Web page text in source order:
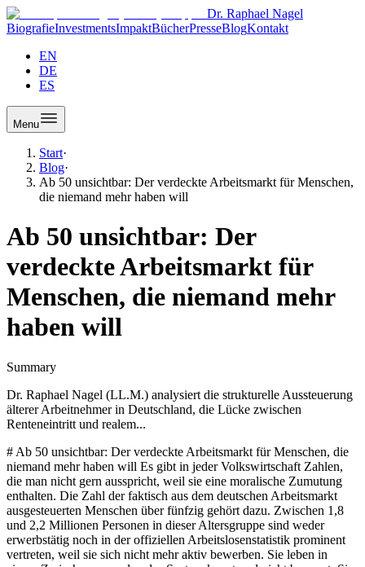
Dr. Raphael Nagel
BiografieInvestmentsImpaktBücherPresseBlogKontakt
EN
DE
ES
Menu
Start·
Blog·
Ab 50 unsichtbar: Der verdeckte Arbeitsmarkt für Menschen,
die niemand mehr haben will
Ab 50 unsichtbar: Der
verdeckte Arbeitsmarkt für
Menschen, die niemand mehr
haben will
Summary
Dr. Raphael Nagel (LL.M.) analysiert die strukturelle Aussteuerung
älterer Arbeitnehmer in Deutschland, die Lücke zwischen
Renteneintritt und realem...
# Ab 50 unsichtbar: Der verdeckte Arbeitsmarkt für Menschen, die niemand mehr haben will Es gibt in jeder Volkswirtschaft Zahlen, die man nicht gern ausspricht, weil sie eine moralische Zumutung enthalten. Die Zahl der faktisch aus dem deutschen Arbeitsmarkt ausgesteuerten Menschen über fünfzig gehört dazu. Zwischen 1,8 und 2,2 Millionen Personen in dieser Altersgruppe sind weder erwerbstätig noch in der offiziellen Arbeitslosenstatistik prominent vertreten, weil sie sich nicht mehr aktiv bewerben. Sie leben in einem Zwischenraum, den das System kennt und nicht benennt. Sie sind zu jung für die Rente, zu alt für den Markt, zu qualifiziert für Hilfstätigkeiten, zu teuer für die Kalkulation der Personalabteilung. In meinem Buch SCHIEFER habe ich diese Gruppe in den größeren Zusammenhang einer europäischen Strukturkrise eingeordnet, die von der Energiepolitik bis zur Demografie reicht. Dieser Essay vertieft jenen Befund. Er fragt, was es bedeutet, wenn eine Gesellschaft Menschen im Alter zwischen fünfundfünfzig und siebenundsechzig institutionell unsichtbar macht, ohne ihnen offen zu sagen, dass sie nicht mehr gemeint sind. ## Die stille Masse: Was die Zahl wirklich bedeutet Zwei Millionen Menschen sind keine statistische Randnotiz. Sie sind, legt man die Erwerbsbevölkerung Deutschlands zugrunde, eine Größenordnung, die in ihrer politischen Wirkung nur deshalb unterschätzt wird, weil sie nicht sichtbar protestiert. Arbeitslose über 50 im Sinne dieser Rechnung sind nicht die, die in der Agentur für Arbeit Schlange stehen. Es sind die, die den Termin nicht mehr machen, weil sie die Erfahrung gemacht haben, dass der Termin nichts ändert. Sie haben die innere Bewerbung eingestellt, lange bevor sie die äußere einstellten. Die Verschiebung dieser Menschen aus der aktiven Statistik in eine Grauzone ist kein Betriebsunfall der Erhebungsmethodik. Sie ist eine Funktion des Systems. Wer mit sechsundfünfzig nach dem dritten erfolglosen Bewerbungsjahr in die sogenannte 58er-Regelung oder in eine Vorruhestandskonstruktion wechselt, verschwindet aus der Kennziffer, die politische Aufmerksamkeit erzeugt. Damit verschwindet auch der Anreiz, für diese Gruppe Politik zu machen. Die Statistik wird schöner. Die Lage bleibt. ## Die vier strukturellen Einstellungshemmnisse Warum werden Menschen über fünfzig bei gleicher oder besserer Qualifikation seltener eingestellt als jüngere? Vier Gründe strukturieren die Antwort, und jeder von ihnen hat für sich genommen eine gewisse betriebswirtschaftliche Logik. Erstens: Sie kosten mehr. Tarifliche Stufen, Betriebszugehörigkeitszuschläge und höhere Abfindungsansprüche machen ältere Bewerber in der Kalkulation teurer als jüngere mit vergleichbarem Profil. Zweitens: Unternehmen im technologischen Wandel vermuten, dass jüngere Mitarbeiter schneller adaptieren. Diese Vermutung ist empirisch wenig belastbar, aber kulturell tief verankert. Sie wirkt wie eine Tatsache, auch wenn sie keine ist. Drittens: Der Rechtsrahmen für Kündigungen schafft ein asymmetrisches Risiko. Wer einen Fünfundfünfzigjährigen einstellt und später trennen muss, zahlt spürbar mehr als bei einem Dreißigjährigen. Dieses Risiko wird antizipiert und in die Einstellungsentscheidung eingepreist, lange bevor es konkret wird. Viertens: Das Prestige-Signaling-Problem. Wer sich mit achtundfünfzig auf eine Stelle bewirbt, die geringer dotiert ist als die letzte, löst beim Personalverantwortlichen Fragen aus, die selten laut gestellt, aber fast immer still beantwortet werden. Was stimmt mit diesem Bewerber nicht? Warum ist er verfügbar? Die Antwort, dass der vorherige Arbeitgeber insolvent war oder eine ganze Abteilung verlagert wurde, kommt in der internen Bewertung selten an. ## Die Lücke zwischen gesetzlichem und realem Austritt Die deutsche Rentenpolitik diskutiert seit Jahren in eine Richtung: nach oben. Das gesetzliche Renteneintrittsalter ist auf siebenundsechzig gestiegen, Vorschläge für achtundsechzig oder siebzig sind formuliert. Das mag aus demografischer Arithmetik heraus verständlich sein. Es widerspricht jedoch einer empirischen Realität, die niemand ernsthaft bestreitet: Das faktische Beschäftigungsende liegt für einen erheblichen Teil der Erwerbsbevölkerung nicht bei siebenundsechzig, sondern zwischen fünfundfünfzig und achtundfünfzig. Zwischen diesen beiden Zahlen liegt eine Lücke von neun bis zwölf Jahren, in denen Menschen aus dem Arbeitsmarkt entlassen sind und gleichzeitig noch keinen Anspruch auf eine abschlagsfreie Rente haben. Diese Lücke ist das eigentliche Problem. Sie lässt sich nicht durch Appelle an die Arbeitgeber schließen, weil die Einstellungsentscheidung, wie oben beschrieben, vier strukturelle Hindernisse überwinden müsste. Sie lässt sich auch nicht durch Absenkung des Rentenalters schließen, weil die Finanzierung ohnehin am Rand ihrer Tragfähigkeit operiert. Sie ist ein Strukturfehler der Architektur, nicht ein Umsetzungsfehler der Verwaltung. Und Strukturfehler werden nicht durch Einzelmaßnahmen korrigiert, sondern nur durch eine Neubestimmung dessen, was man erwartet und was man bezahlt. ## Die fiskalische Rechnung: 180.000 bis 250.000 Euro pro Fall Jeder Langzeitarbeitslose über fünfzig, der vorzeitig in Frühinvalidität oder Vorruhestand wechselt, kostet das Sozialsystem über seine restliche Lebenserwartung hinweg zwischen 180.000 und 250.000 Euro netto. Diese Spanne ist nicht das Ergebnis einer Pauschalvermutung, sondern eine nachvollziehbare Folge aus entgangenen Beiträgen zur Renten-, Kranken- und Pflegeversicherung, aus vorgezogenen Rentenleistungen mit verlängerter Bezugsdauer und aus erhöhten Transferzahlungen in der Übergangsphase. Multipliziert man diese Zahl mit nur dreihunderttausend zusätzlichen energie- und strukturbedingten Fällen, ergibt sich eine Systembelastung von über sechzig Milliarden Euro. Der eigentlich bemerkenswerte Punkt ist nicht die Höhe der Zahl, sondern die Tatsache, dass sie in keinem Haushaltsplan explizit auftaucht. Sie verteilt sich auf Rentenkassen, Krankenkassen, kommunale Sozialetats und Steueraufkommen. Niemand trägt sie zentral, niemand verantwortet sie zentral, und deshalb wird niemand für ihre Reduktion zentral belohnt. Das erklärt die politische Inertie. Ein Problem, das sich in vielen Büchern versteckt, wird von keinem Buchhalter bekämpft. ## Was orthodoxe Gemeinschaften und andere Modelle zeigen In SCHIEFER habe ich an anderer Stelle beschrieben, wie orthodoxe religiöse Gemeinschaften demografische Muster aufrechterhalten, die der säkulare Mainstream verloren hat. Der Punkt ist nicht religiös, sondern strukturell. Dichte soziale Netzwerke übernehmen Funktionen, die in der atomisierten Gesellschaft entweder dem Staat oder dem Markt überlassen werden, und die beide nicht effizient leisten können. Für die Gruppe der Menschen über fünfzig gilt dieselbe Logik. Wer mit achtundfünfzig aus einem Industriebetrieb entlassen wird und in einem dichten beruflichen und familiären Netz steht, findet mit hoher Wahrscheinlichkeit eine Anschlussaufgabe. Wer in der gleichen Situation allein steht, verschwindet. Studien zur Stellenbesetzung zeigen seit Jahrzehnten, dass sechzig bis siebzig Prozent aller Positionen über persönliche Kontakte vergeben werden. Für die Altersgruppe über fünfzig dürfte der Anteil noch höher liegen, weil formale Bewerbungswege für sie überproportional häufig nicht funktionieren. Das bedeutet: Die wichtigste Versicherung gegen die Unsichtbarkeit ab fünfzig ist das Netzwerk, das man mit fünfundvierzig gepflegt hat. Diese Einsicht klingt banal. Sie ist in der Praxis die Grenze zwischen sichtbarem und unsichtbarem Leben nach der Erwerbsbiographie. ## Energiepolitik, Industriepolitik, Alterspolitik Wer die Frage der Arbeitslose über 50 isoliert betrachtet, verkennt den Zusammenhang. In SCHIEFER habe ich gezeigt, dass die europäische Energiepolitik der letzten fünfzehn Jahre eine Deindustrialisierung ausgelöst hat, deren Rechnung unter anderem die Generation der Fünfzig- bis Fünfundsechzigjährigen bezahlt. Ein geschlossenes Werk in einer fränkischen oder steirischen Kleinstadt ist kein abstraktes Ereignis. Es ist eine Kohorte von Facharbeitern mit fünfunddreißig Dienstjahren, die am Tag nach der Insolvenz vor der Frage stehen, wie es weitergehen soll. Die Antwort, die das System ihnen gibt, ist selten befriedigend. Jeder erhaltene Industriearbeitsplatz ist ein Beitragszahler in die Rentenversicherung und ein Mensch, der nicht in die Grauzone zwischen fünfundfünfzig und siebenundsechzig fällt. Energiepolitik ist in diesem Sinne Alterspolitik. Industriepolitik ist Rentenpolitik. Diese Verbindungen werden in der öffentlichen Debatte fast nie hergestellt, weil sie die Ressorts überschreiten, in denen gedacht wird. Wer sie herstellt, macht sich in keiner der beteiligten Fachwelten vollständig beliebt. Er macht sich nur analytisch ehrlicher. Die Unsichtbarkeit ab fünfzig ist keine natürliche Erscheinung. Sie ist ein Produkt von Entscheidungen: der Entscheidung, Tarifwerke nach Betriebszugehörigkeit zu stufen, der Entscheidung, Kündigungsschutz altersabhängig zu formulieren, der Entscheidung, kulturelle Vermutungen über Lernfähigkeit nicht empirisch zu überprüfen, und der Entscheidung, die Lücke zwischen realem und gesetzlichem Austritt politisch zu ignorieren. Jede dieser Entscheidungen hat Gründe. Keine von ihnen ist naturgegeben. Dr. Raphael Nagel (LL.M.) hat in SCHIEFER die These vertreten, dass die großen europäischen Strukturprobleme der kommenden Dekade nur lösbar sind, wenn man aufhört, sie als voneinander unabhängige Ressortfragen zu behandeln. Die Situation der Arbeitslose über 50 ist dafür das vielleicht anschaulichste Beispiel. Sie berührt Arbeitsmarktrecht, Rentenfinanzierung, Industriepolitik, Demografie und die kulturelle Frage, was eine Gesellschaft ihren älter werdenden Mitgliedern schuldet. Es wäre unredlich, hier einen einfachen Lösungsweg zu behaupten. Es ist aber angemessen, drei Richtungen zu benennen. Erstens: Die Lücke